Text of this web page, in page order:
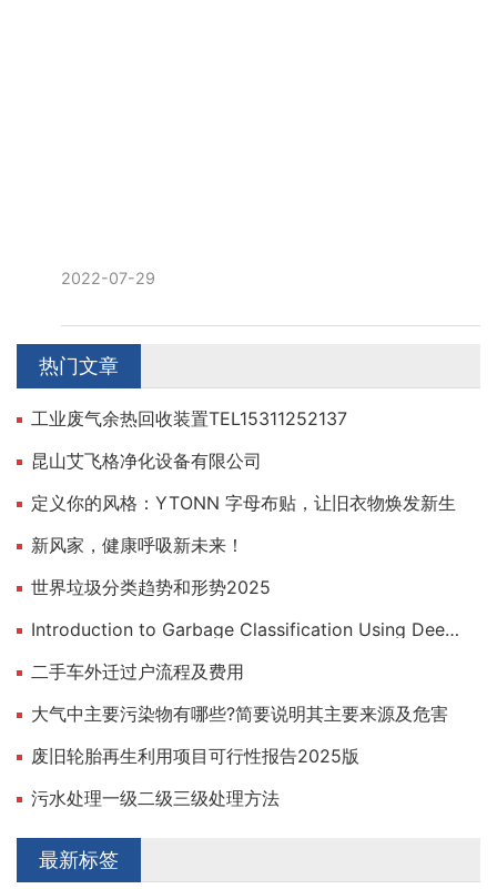
2022-07-29
热门文章
工业废气余热回收装置TEL15311252137
昆山艾飞格净化设备有限公司
定义你的风格：YTONN 字母布贴，让旧衣物焕发新生
新风家，健康呼吸新未来！
世界垃圾分类趋势和形势2025
Introduction to Garbage Classification Using Deep Learning
二手车外迁过户流程及费用
大气中主要污染物有哪些?简要说明其主要来源及危害
废旧轮胎再生利用项目可行性报告2025版
污水处理一级二级三级处理方法
最新标签